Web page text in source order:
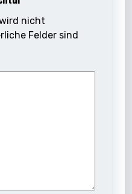
nicht
Felder sind